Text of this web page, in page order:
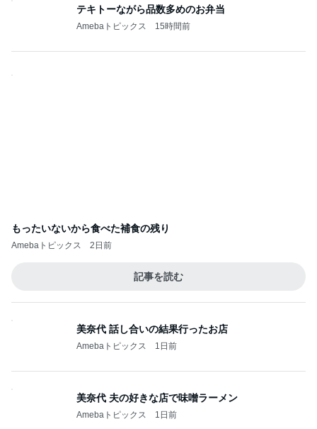
テキトーながら品数多めのお弁当
Amebaトピックス 15時間前
もったいないから食べた補食の残り
Amebaトピックス 2日前
記事を読む
美奈代 話し合いの結果行ったお店
Amebaトピックス 1日前
美奈代 夫の好きな店で味噌ラーメン
Amebaトピックス 1日前